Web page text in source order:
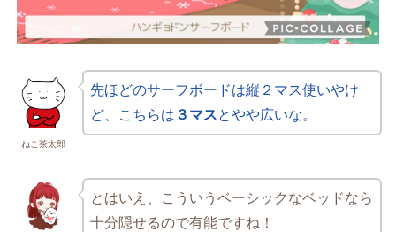
ねこ茶太郎
先ほどのサーフボードは縦２マス使いやけ
ど、こちらは ３マスとやや広いな。
とはいえ、こういうベーシックなベッドなら
十分隠せるので有能ですね！